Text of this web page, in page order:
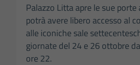
Palazzo Litta apre le sue porte
potrà avere libero accesso al
alle iconiche sale
giornate del 24 e 26 ottobre
ore 22.